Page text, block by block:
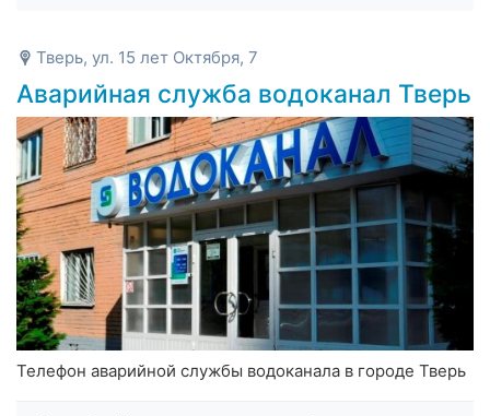
Тверь, ул. 15 лет Октября, 7
Аварийная служба водоканал Тверь
Телефон аварийной службы водоканала в городе Тверь